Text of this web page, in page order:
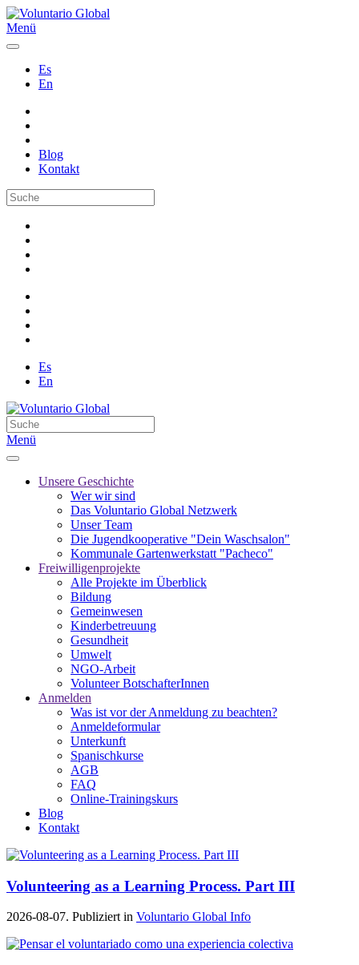
Menü
Es
En
Blog
Kontakt
Es
En
Menü
Unsere Geschichte
Wer wir sind
Das Voluntario Global Netzwerk
Unser Team
Die Jugendkooperative "Dein Waschsalon"
Kommunale Gartenwerkstatt "Pacheco"
Freiwilligenprojekte
Alle Projekte im Überblick
Bildung
Gemeinwesen
Kinderbetreuung
Gesundheit
Umwelt
NGO-Arbeit
Volunteer BotschafterInnen
Anmelden
Was ist vor der Anmeldung zu beachten?
Anmeldeformular
Unterkunft
Spanischkurse
AGB
FAQ
Online-Trainingskurs
Blog
Kontakt
Volunteering as a Learning Process. Part III
2026-08-07. Publiziert in Voluntario Global Info